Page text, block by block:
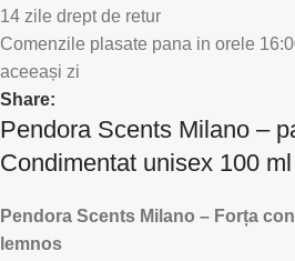
14 zile drept de retur
Comenzile plasate pana in orele
aceeași zi
Share:
Pendora Scents Milano –
Condimentat unisex 100 ml
Pendora Scents Milano – Forța
lemnos